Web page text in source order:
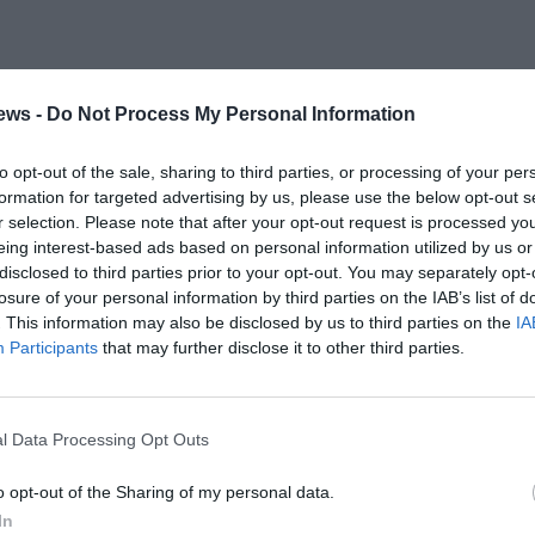
- Do Not Process My Personal Information
opt-out of the sale, sharing to third parties, or processing of your
for targeted advertising by us, please use the below opt-out
selection. Please note that after your opt-out request is processed
interest-based ads based on personal information utilized by us
to third parties prior to your opt-out. You may separately
of your personal information by third parties on the IAB’s list of
This information may also be disclosed by us to third parties on the
Participants that may further disclose it to other third parties.
Data Processing Opt Outs
opt-out of the Sharing of my personal data.
με την αρχαιολόγο Γκέλυ Φράγκου στην ιερά οδό των
βήματα γυναικών και ανδρών, παιδιών και
και της ευρύτερης περιοχής. Πολίχνη,
με αρχαιότητες και αρχαίες πόλεις που τα
ο σωματικός και πνευματικός καθαρμός και ο
η ροή (Καλλιρόη). Ίχνη των Μυστηρίων της Ανδανίας
Μνασίστρατος. Η ανάγκη των αρχαίων να
μέσα από την αναβίωση και τέλεση των Μυστηρίων της
τέσσερα χρόνια τον Σεπτέμβριο οι συμμετέχοντες στα
τους και ακολουθώντας τους ιερούς κανόνες
που συνδέονταν με την εναλλαγή των εποχών και